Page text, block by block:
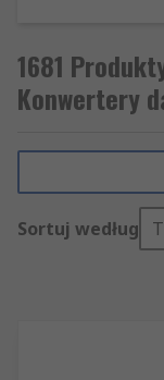
1681
Konwertery
Sortuj według